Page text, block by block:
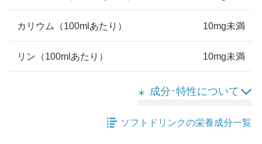
カリウム （100mlあたり） 10mg未満
リン （100mlあたり） 10mg未満
成分･特性について
ソフトドリンクの栄養成分一覧